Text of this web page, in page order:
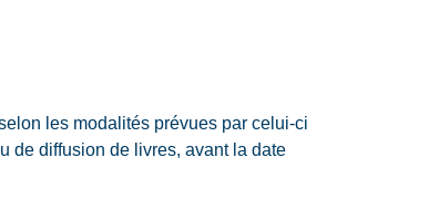
les modalités prévues par celui-ci
de diffusion de livres, avant la date